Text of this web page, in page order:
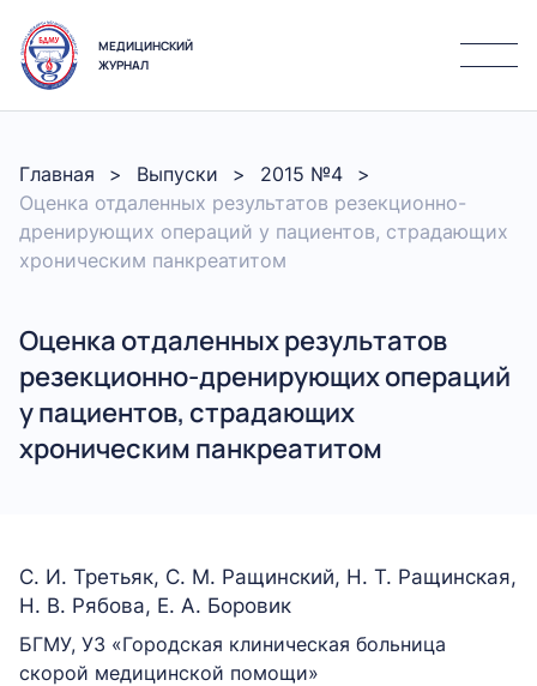
МЕДИЦИНСКИЙ
ЖУРНАЛ
Главная Выпуски
2015 №4
Оценка отдаленных результатов резекционно-
дренирующих операций у пациентов, страдающих
хроническим панкреатитом
Оценка отдаленных результатов
резекционно-дренирующих операций
у пациентов, страдающих
хроническим панкреатитом
С. И. Третьяк, С. М. Ращинский, Н. Т. Ращинская,
Н. В. Рябова, Е. А. Боровик
БГМУ, УЗ «Городская клиническая больница
скорой медицинской помощи»